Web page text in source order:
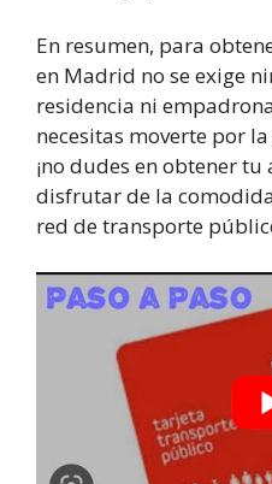
En resumen, para
en Madrid no se exige
residencia ni
necesitas moverte por
¡no dudes en obtener
disfrutar de la
red de transporte